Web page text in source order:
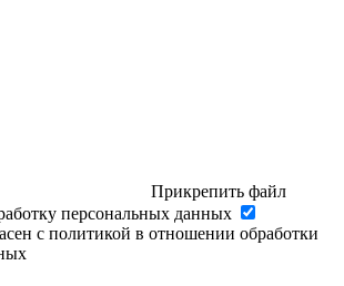
Прикрепить файл
персональных данных
с политикой в отношении обработки